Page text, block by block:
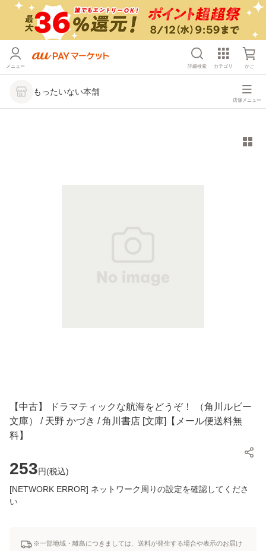
メニュー 詳細検索 カテゴリ かご
もったいない本舗
店舗メニュー
【中古】 ドラマティックな航海をどうぞ！ （角川ルビー
文庫） / 天野 かづき / 角川書店 [文庫]【メール便送料無
料】
253円(税込)
[NETWORK ERROR] ネットワーク周りの設定を確認してくださ
い
※一部地域・離島につきましては、送料が発生する場合や表示のお届け